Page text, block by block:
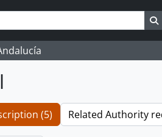
(5) Related Authority